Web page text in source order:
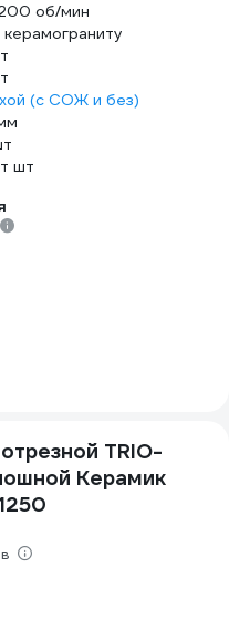
об/мин
керамограниту
(с СОЖ и без)
шт
TRIO-
Керамик